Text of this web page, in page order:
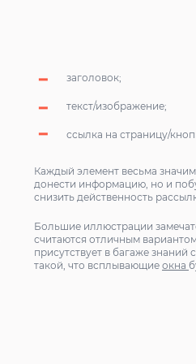
заголовок;
текст/изображение;
ссылка на страницу/
Каждый элемент весьма
донести информацию, но и
снизить действенность
Большие иллюстрации
считаются отличным
присутствует в багаже
такой, что всплывающие окна